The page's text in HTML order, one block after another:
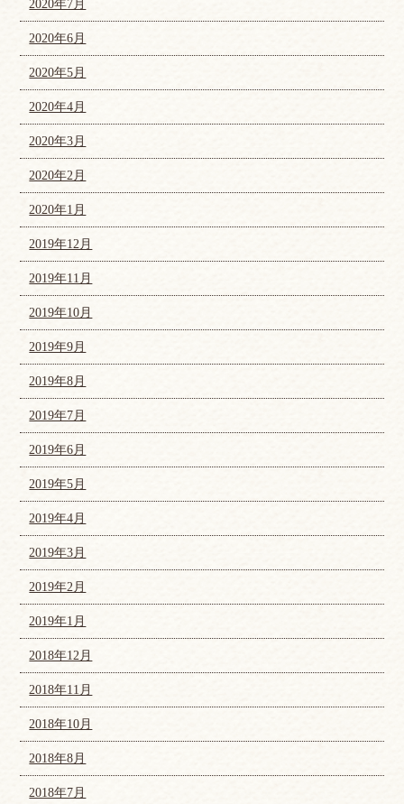
2020年7月
2020年6月
2020年5月
2020年4月
2020年3月
2020年2月
2020年1月
2019年12月
2019年11月
2019年10月
2019年9月
2019年8月
2019年7月
2019年6月
2019年5月
2019年4月
2019年3月
2019年2月
2019年1月
2018年12月
2018年11月
2018年10月
2018年8月
2018年7月